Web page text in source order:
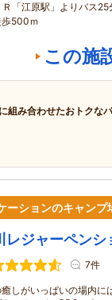
Ｒ「江原駅」よりバス
500ｍ
この施
組み合わせたおトクな
ーションのキャンプ
レジャーペンシ
7件
しがいっぱいの場内に